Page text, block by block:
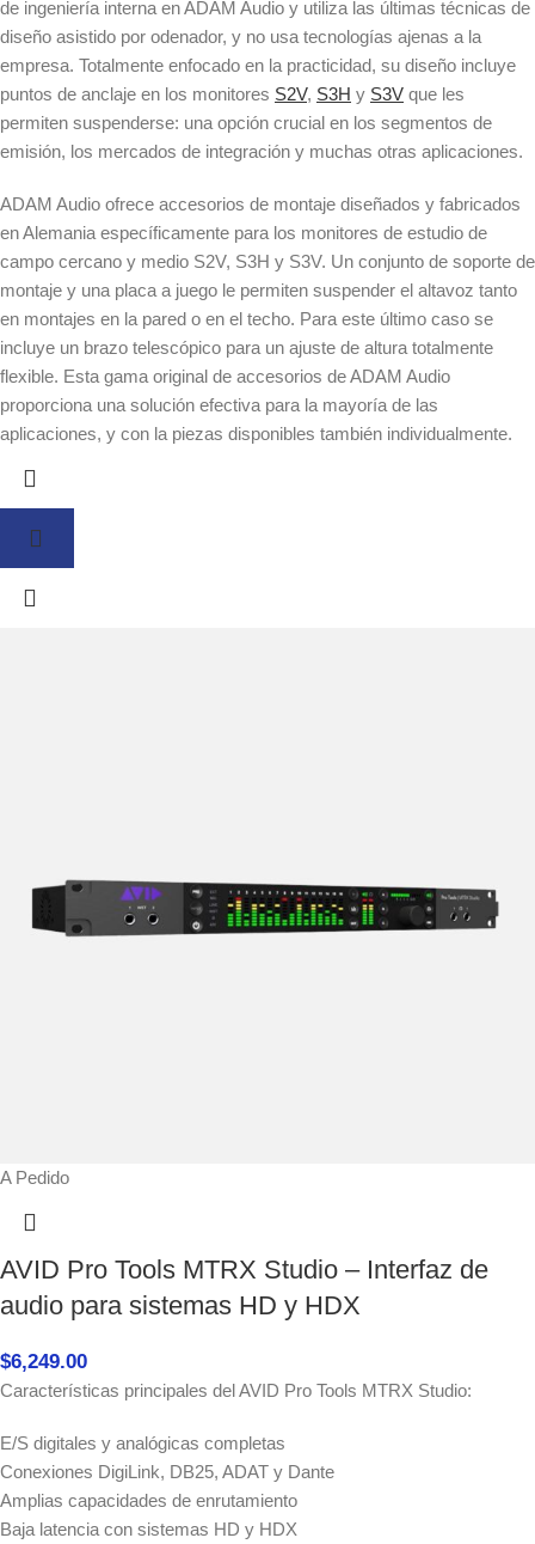
de ingeniería interna en ADAM Audio y utiliza las últimas técnicas de
diseño asistido por odenador, y no usa tecnologías ajenas a la
empresa. Totalmente enfocado en la practicidad, su diseño incluye
puntos de anclaje en los monitores S2V, S3H y S3V que les
permiten suspenderse: una opción crucial en los segmentos de
emisión, los mercados de integración y muchas otras aplicaciones.
ADAM Audio ofrece accesorios de montaje diseñados y fabricados
en Alemania específicamente para los monitores de estudio de
campo cercano y medio S2V, S3H y S3V. Un conjunto de soporte de
montaje y una placa a juego le permiten suspender el altavoz tanto
en montajes en la pared o en el techo. Para este último caso se
incluye un brazo telescópico para un ajuste de altura totalmente
flexible. Esta gama original de accesorios de ADAM Audio
proporciona una solución efectiva para la mayoría de las
aplicaciones, y con la piezas disponibles también individualmente.
A Pedido
AVID Pro Tools MTRX Studio – Interfaz de
audio para sistemas HD y HDX
$6,249.00
Características principales del AVID Pro Tools MTRX Studio:
E/S digitales y analógicas completas
Conexiones DigiLink, DB25, ADAT y Dante
Amplias capacidades de enrutamiento
Baja latencia con sistemas HD y HDX